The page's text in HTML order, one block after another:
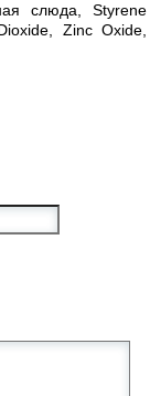
слюда, Styrene
Zinc Oxide,